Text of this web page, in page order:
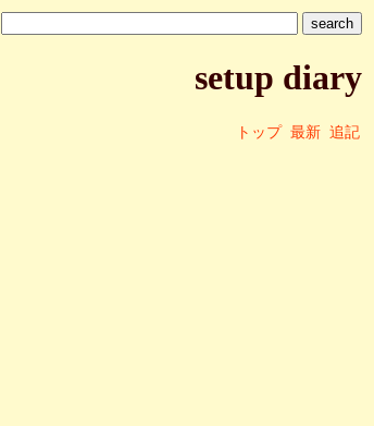
setup diary
トップ 最新 追記